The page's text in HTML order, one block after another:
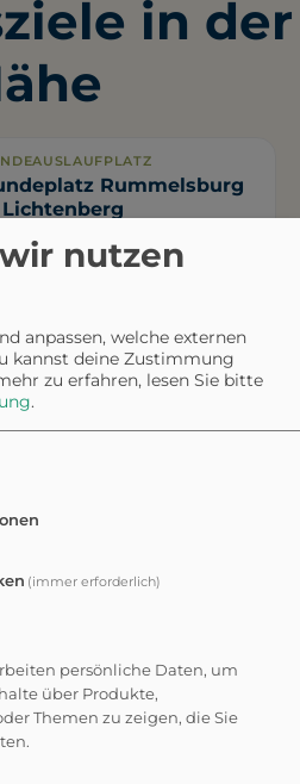
in der
Rummelsburg
Eingezäunt
WAHRZEICHEN
Tor
Eingezäunt
nutzen
anpassen, welche externen
kannst deine Zustimmung
zu erfahren, lesen Sie bitte
.
(immer erforderlich)
persönliche Daten, um
über Produkte,
Themen zu zeigen, die Sie